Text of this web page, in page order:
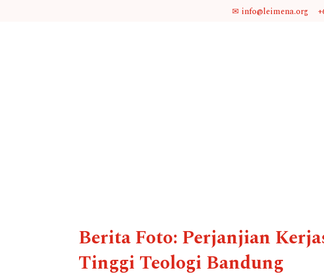
✉ info@leimena.org
Berita Foto: Perjanjian
Tinggi Teologi Bandung